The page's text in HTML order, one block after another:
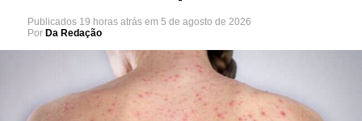
Publicados 19 horas atrás em 5 de agosto de 2026
Por Da Redação